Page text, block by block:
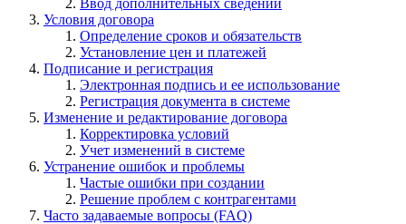
Условия договора
Определение сроков и обязательств
Установление цен и платежей
Подписание и регистрация
Электронная подпись и ее использование
Регистрация документа в системе
Изменение и редактирование договора
Корректировка условий
Учет изменений в системе
Устранение ошибок и проблемы
Частые ошибки при создании
Решение проблем с контрагентами
Часто задаваемые вопросы (FAQ)